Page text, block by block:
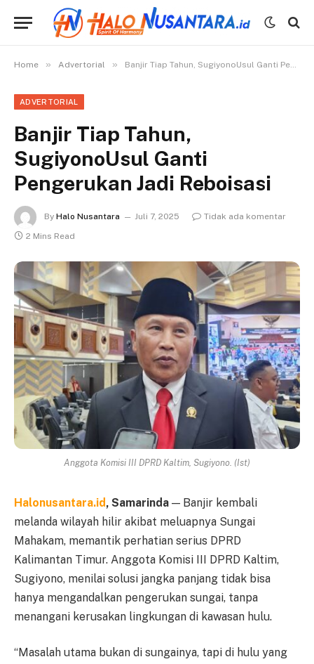
Home » Advertorial » Banjir Tiap Tahun, SugiyonoUsul Ganti Pengerukan Jadi Reboisasi
ADVERTORIAL
Banjir Tiap Tahun,
SugiyonoUsul Ganti
Pengerukan Jadi Reboisasi
By Halo Nusantara Juli 7, 2025
Tidak ada komentar
2 Mins Read
Anggota Komisi III DPRD Kaltim, Sugiyono. (Ist)
Halonusantara.id, Samarinda — Banjir kembali
melanda wilayah hilir akibat meluapnya Sungai
Mahakam, memantik perhatian serius DPRD
Kalimantan Timur. Anggota Komisi III DPRD Kaltim,
Sugiyono, menilai solusi jangka panjang tidak bisa
hanya mengandalkan pengerukan sungai, tanpa
menangani kerusakan lingkungan di kawasan hulu.
“Masalah utama bukan di sungainya, tapi di hulu yang